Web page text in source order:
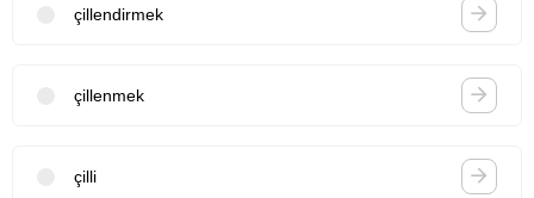
çillendirmek
çillenmek
çilli